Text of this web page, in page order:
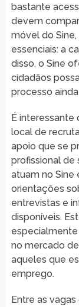
bastante
devem
móvel do
essenciais: a
disso, o Sine
cidadãos
processo
É interessante
local de
apoio que se
profissional de
atuam no Sine
orientações
entrevistas e
disponíveis.
no mercado
aqueles que
emprego.
Entre as